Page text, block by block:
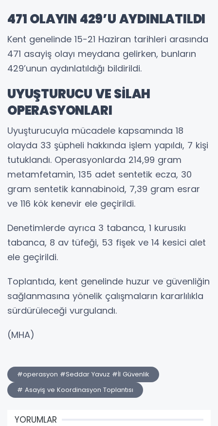
471 OLAYIN 429’U AYDINLATILDI
Kent genelinde 15-21 Haziran tarihleri arasında
471 asayiş olayı meydana gelirken, bunların
429’unun aydınlatıldığı bildirildi.
UYUŞTURUCU VE SİLAH
OPERASYONLARI
Uyuşturucuyla mücadele kapsamında 18
olayda 33 şüpheli hakkında işlem yapıldı, 7 kişi
tutuklandı. Operasyonlarda 214,99 gram
metamfetamin, 135 adet sentetik ecza, 30
gram sentetik kannabinoid, 7,39 gram esrar
ve 116 kök kenevir ele geçirildi.
Denetimlerde ayrıca 3 tabanca, 1 kurusıkı
tabanca, 8 av tüfeği, 53 fişek ve 14 kesici alet
ele geçirildi.
Toplantıda, kent genelinde huzur ve güvenliğin
sağlanmasına yönelik çalışmaların kararlılıkla
sürdürüleceği vurgulandı.
(MHA)
#operasyon #Seddar Yavuz #İl Güvenlik
# Asayiş ve Koordinasyon Toplantısı
YORUMLAR